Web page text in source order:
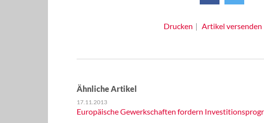
Drucken Artikel versenden
Ähnliche Artikel
17.11.2013
Europäische Gewerkschaften fordern